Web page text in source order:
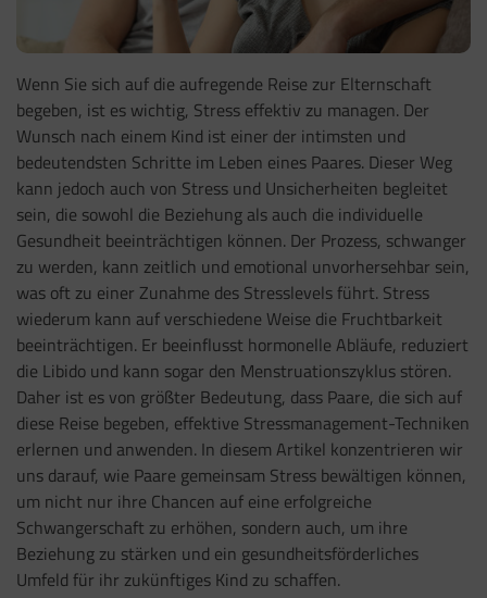
Wenn Sie sich auf die aufregende Reise zur Elternschaft
begeben, ist es wichtig, Stress effektiv zu managen. Der
Wunsch nach einem Kind ist einer der intimsten und
bedeutendsten Schritte im Leben eines Paares. Dieser Weg
kann jedoch auch von Stress und Unsicherheiten begleitet
sein, die sowohl die Beziehung als auch die individuelle
Gesundheit beeinträchtigen können. Der Prozess, schwanger
zu werden, kann zeitlich und emotional unvorhersehbar sein,
was oft zu einer Zunahme des Stresslevels führt. Stress
wiederum kann auf verschiedene Weise die Fruchtbarkeit
beeinträchtigen. Er beeinflusst hormonelle Abläufe, reduziert
die Libido und kann sogar den Menstruationszyklus stören.
Daher ist es von größter Bedeutung, dass Paare, die sich auf
diese Reise begeben, effektive Stressmanagement-Techniken
erlernen und anwenden. In diesem Artikel konzentrieren wir
uns darauf, wie Paare gemeinsam Stress bewältigen können,
um nicht nur ihre Chancen auf eine erfolgreiche
Schwangerschaft zu erhöhen, sondern auch, um ihre
Beziehung zu stärken und ein gesundheitsförderliches
Umfeld für ihr zukünftiges Kind zu schaffen.